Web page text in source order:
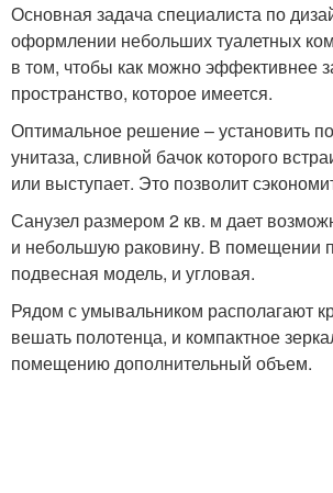
Основная задача специалиста по
оформлении небольших туалетных
в том, чтобы как можно эффективнее
пространство, которое имеется.
Оптимальное решение – установить
унитаза, сливной бачок которого
или выступает. Это позволит
Санузел размером 2 кв. м дает
и небольшую раковину. В помещении
подвесная модель, и угловая.
Рядом с умывальником располагают
вешать полотенца, и компактное
помещению дополнительный объем.